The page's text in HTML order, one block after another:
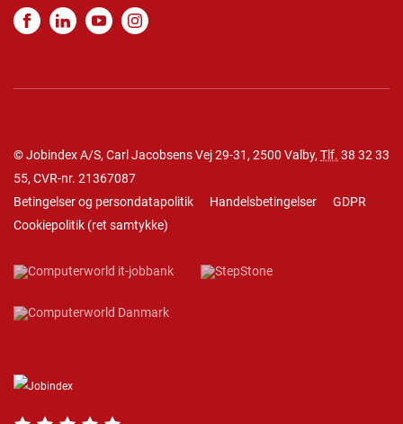
© Jobindex A/S, Carl Jacobsens Vej 29-31, 2500 Valby, Tlf. 38 32 33
55, CVR-nr. 21367087
Betingelser og persondatapolitik
Handelsbetingelser
GDPR
Cookiepolitik (ret samtykke)